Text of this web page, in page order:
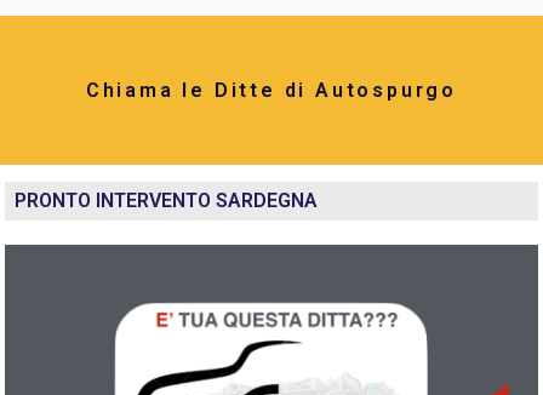
Chiama le Ditte di Autospurgo
PRONTO INTERVENTO SARDEGNA